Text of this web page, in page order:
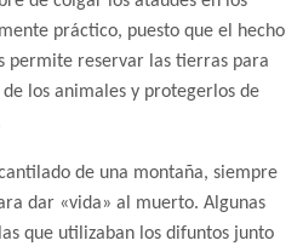
práctico, puesto que el hecho
permite reservar las tierras para
los animales y protegerlos de
de una montaña, siempre
dar «vida» al muerto. Algunas
que utilizaban los difuntos junto